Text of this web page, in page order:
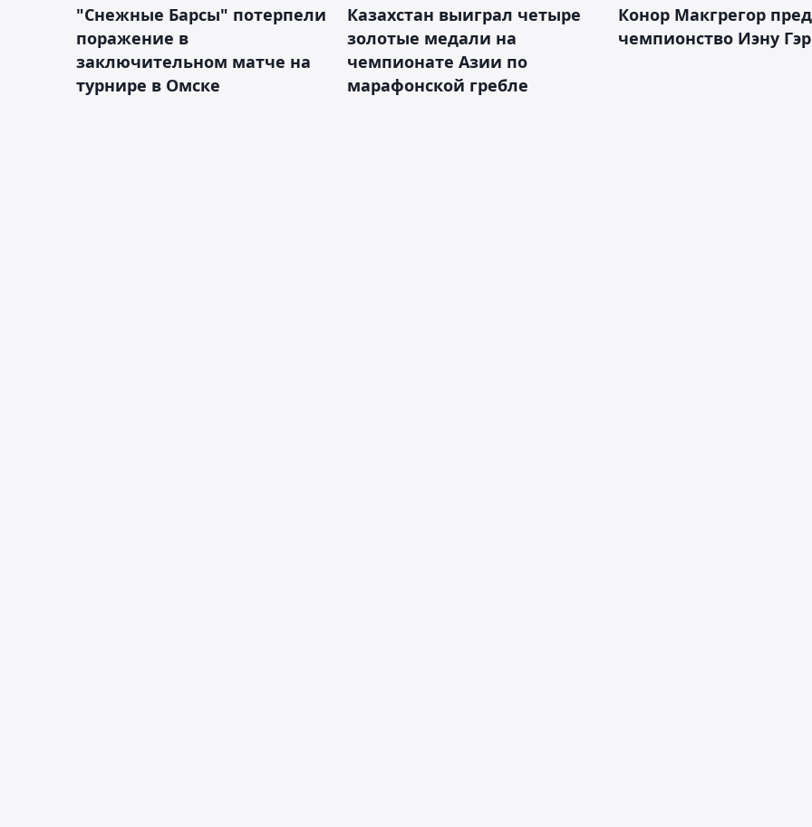
"Снежные Барсы" потерпели
поражение в
заключительном матче на
турнире в Омске
Казахстан выиграл четыре
золотые медали на
чемпионате Азии по
марафонской гребле
Конор Макгрегор
чемпионство Иэну